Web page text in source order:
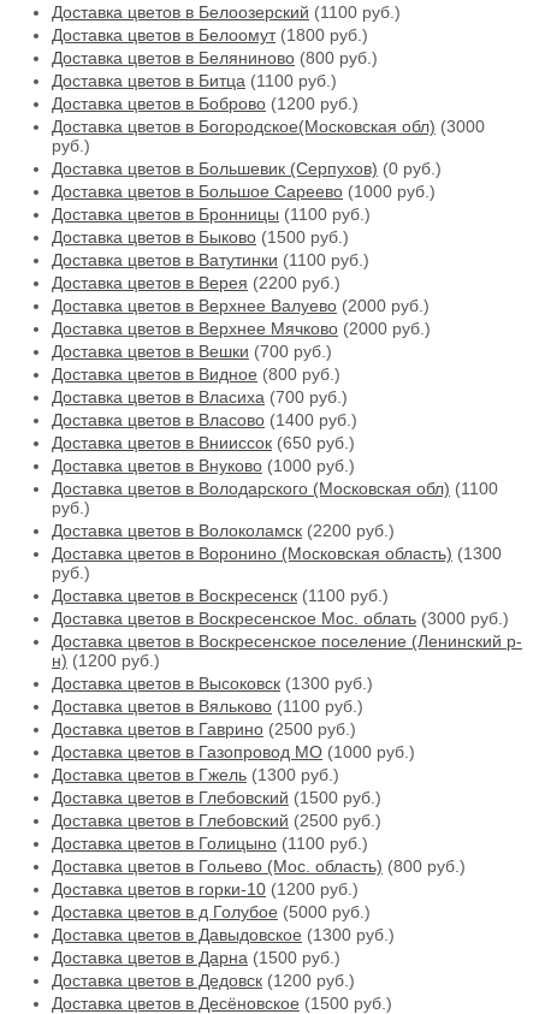
Доставка цветов в Белоозерский (1100 руб.)
Доставка цветов в Белоомут(1800 руб.)
Доставка цветов в Беляниново (800 руб.)
Доставка цветов в Битца (1100 руб.)
Доставка цветов в Боброво (1200 руб.)
Доставка цветов в Богородское(Московская обл) (3000
руб.)
Доставка цветов в Большевик (Серпухов) (0 руб.)
Доставка цветов в Большое Сареево (1000 руб.)
Доставка цветов в Бронницы (1100 руб.)
Доставка цветов в Быково (1500 руб.)
Доставка цветов в Ватутинки (1100 руб.)
Доставка цветов в Верея (2200 руб.)
Доставка цветов в Верхнее Валуево (2000 руб.)
Доставка цветов в Верхнее Мячково (2000 руб.)
Доставка цветов в Вешки (700 руб.)
Доставка цветов в Видное (800 руб.)
Доставка цветов в Власиха (700 руб.)
Доставка цветов в Власово (1400 руб.)
Доставка цветов в Внииссок (650 руб.)
Доставка цветов в Внуково (1000 руб.)
Доставка цветов в Володарского (Московская обл) (1100
руб.)
Доставка цветов в Волоколамск (2200 руб.)
Доставка цветов в Воронино (Московская область) (1300
руб.)
Доставка цветов в Воскресенск (1100 руб.)
Доставка цветов в Воскресенское Мос. облать (3000 руб.)
Доставка цветов в Воскресенское поселение (Ленинский р-
н) (1200 руб.)
Доставка цветов в Высоковск (1300 руб.)
Доставка цветов в Вяльково (1100 руб.)
Доставка цветов в Гаврино (2500 руб.)
Доставка цветов в Газопровод МО (1000 руб.)
Доставка цветов в Гжель (1300 руб.)
Доставка цветов в Глебовский (1500 руб.)
Доставка цветов в Глебовский (2500 руб.)
Доставка цветов в Голицыно (1100 руб.)
Доставка цветов в Гольево (Мос. область) (800 руб.)
Доставка цветов в горки-10 (1200 руб.)
Доставка цветов в д Голубое (5000 руб.)
Доставка цветов в Давыдовское (1300 руб.)
Доставка цветов в Дарна (1500 руб.)
Доставка цветов в Дедовск (1200 руб.)
Доставка цветов в Десёновское (1500 руб.)